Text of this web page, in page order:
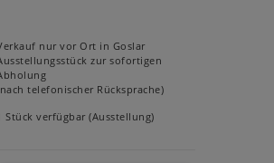
nur vor Ort in Goslar
zur sofortigen
telefonischer Rücksprache)
Stück verfügbar (Ausstellung)